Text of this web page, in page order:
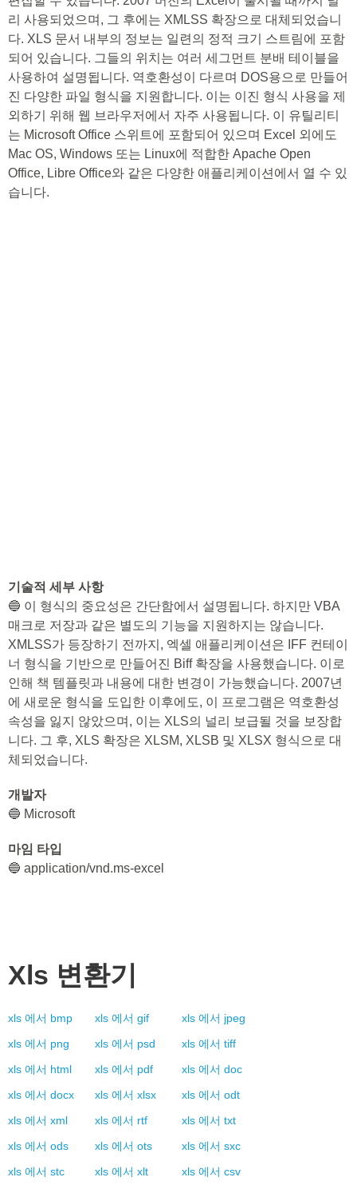
리 사용되었으며, 그 후에는 XMLSS 확장으로 대체되었습니
다. XLS 문서 내부의 정보는 일련의 정적 크기 스트림에 포함
되어 있습니다. 그들의 위치는 여러 세그먼트 분배 테이블을
사용하여 설명됩니다. 역호환성이 다르며 DOS용으로 만들어
진 다양한 파일 형식을 지원합니다. 이는 이진 형식 사용을 제
외하기 위해 웹 브라우저에서 자주 사용됩니다. 이 유틸리티
는 Microsoft Office 스위트에 포함되어 있으며 Excel 외에도
Mac OS, Windows 또는 Linux에 적합한 Apache Open
Office, Libre Office와 같은 다양한 애플리케이션에서 열 수 있
습니다.
기술적 세부 사항
🔵 이 형식의 중요성은 간단함에서 설명됩니다. 하지만 VBA
매크로 저장과 같은 별도의 기능을 지원하지는 않습니다.
XMLSS가 등장하기 전까지, 엑셀 애플리케이션은 IFF 컨테이
너 형식을 기반으로 만들어진 Biff 확장을 사용했습니다. 이로
인해 책 템플릿과 내용에 대한 변경이 가능했습니다. 2007년
에 새로운 형식을 도입한 이후에도, 이 프로그램은 역호환성
속성을 잃지 않았으며, 이는 XLS의 널리 보급될 것을 보장합
니다. 그 후, XLS 확장은 XLSM, XLSB 및 XLSX 형식으로 대
체되었습니다.
개발자
🔵 Microsoft
마임 타입
🔵 application/vnd.ms-excel
Xls 변환기
xls 에서 bmp xls 에서 gif xls 에서 jpeg
xls 에서 png xls 에서 psd xls 에서 tiff
xls 에서 html xls 에서 pdf xls 에서 doc
xls 에서 docx xls 에서 xlsx xls 에서 odt
xls 에서 xml xls 에서 rtf xls 에서 txt
xls 에서 ods xls 에서 ots xls 에서 sxc
xls 에서 stc xls 에서 xlt xls 에서 csv